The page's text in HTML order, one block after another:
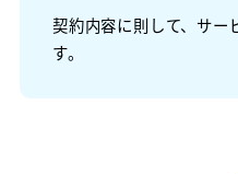
契約内容に則して、サー
す。